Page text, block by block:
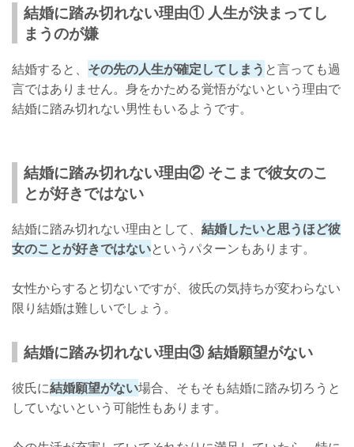
結婚に踏み切れない理由① 人生が決まってし
まうのが嫌
結婚すると、 その先の人生が確定してしまう と言っても過
言ではありません。身をかためる覚悟がないという理由で
結婚に踏み切れない男性もいるようです。
結婚に踏み切れない理由② そこまで彼女のこ
とが好きではない
結婚に踏み切れない理由として、 結婚したいと思うほど彼
女のことが好きではないというパターンもあります。
女性からすると切ないですが、彼氏の気持ちが変わらない
限り結婚は難しいでしょう。
結婚に踏み切れない理由③ 結婚願望がない
彼氏に結婚願望がない場合、そもそも結婚に踏み切ろうと
していないという可能性もあります。